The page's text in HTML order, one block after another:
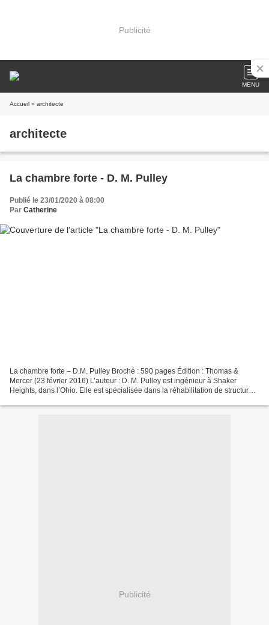
Publicité
MENU
Accueil » architecte
architecte
La chambre forte - D. M. Pulley
Publié le 23/01/2020 à 08:00
Par Catherine
La chambre forte – D.M. Pulley Broché : 590 pages Édition : Thomas &
Mercer (23 février 2016) L’auteur : D. M. Pulley est ingénieur à Shaker
Heights, dans l’Ohio. Elle est spécialisée dans la réhabilitation de structures
Publicité